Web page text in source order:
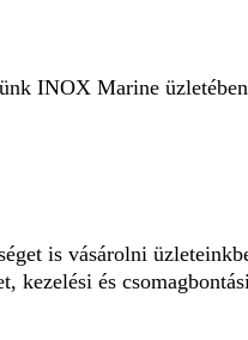
INOX Marine
is vásárolni
kezelési és